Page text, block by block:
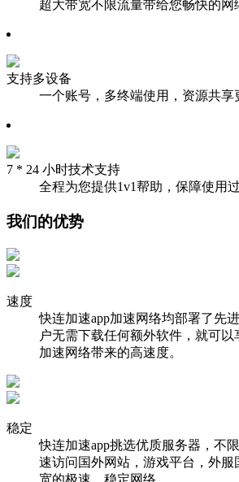
超大带宽不限流量带给您畅快的网
支持多设备
一个账号，多终端使用，资源共享
7 * 24 小时技术支持
全程为您提供1v1帮助，保障使用
我们的优势
速度
快连加速app加速网络均部署了先
户无需下载任何额外软件，就可以
加速网络带来的高速度。
稳定
快连加速app挑选优质服务器，不
速访问国外网站，游戏平台，外服
宽的极速、稳定网络。